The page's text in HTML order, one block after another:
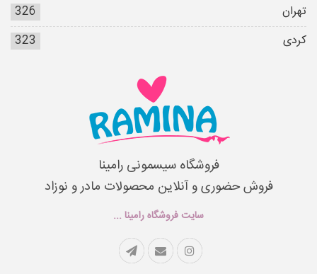
تهران
326
کردی
323
فروشگاه سیسمونی رامینا
فروش حضوری و آنلاین محصولات مادر و نوزاد
سایت فروشگاه رامینا ...